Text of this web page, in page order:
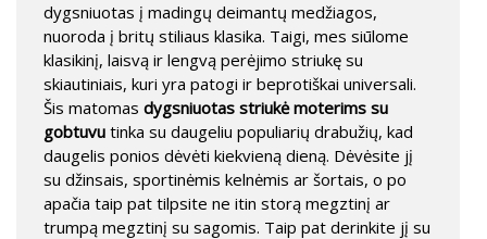
dygsniuotas į madingų deimantų medžiagos,
nuoroda į britų stiliaus klasika. Taigi, mes siūlome
klasikinį, laisvą ir lengvą perėjimo striukę su
skiautiniais, kuri yra patogi ir beprotiškai universali.
Šis matomas dygsniuotas striukė moterims su
gobtuvu tinka su daugeliu populiarių drabužių, kad
daugelis ponios dėvėti kiekvieną dieną. Dėvėsite jį
su džinsais, sportinėmis kelnėmis ar šortais, o po
apačia taip pat tilpsite ne itin storą megztinį ar
trumpą megztinį su sagomis. Taip pat derinkite jį su